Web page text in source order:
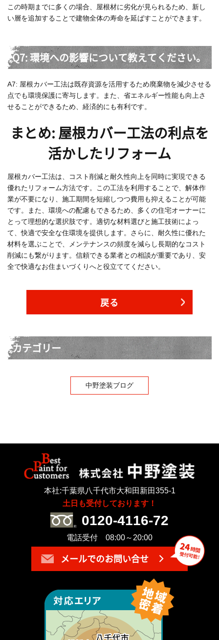
この時期までに多くの場合、屋根材に劣化が見られるため、新し
い層を追加することで建物全体の寿命を延ばすことができます。
Q7: 環境への影響について教えてください。
A7: 屋根カバー工法は既存資源を活用するため廃棄物を減少させる
点でも環境保護に寄与します。また、省エネルギー性能も向上さ
せることができるため、経済的にも有利です。
まとめ: 屋根カバー工法の利点を
活かしたリフォーム
屋根カバー工法は、コスト削減と耐久性向上を同時に実現できる
優れたリフォーム方法です。この工法を利用することで、解体作
業が不要になり、施工期間を短縮しつつ費用も抑えることが可能
です。また、環境への配慮もできるため、多くの住宅オーナーに
とって理想的な選択肢です。適切な材料選びと施工技術によっ
て、快適で安全な住環境を提供します。さらに、耐久性に優れた
材料を選ぶことで、メンテナンスの頻度を減らし長期的なコスト
削減にも繋がります。信頼できる業者との相談が重要であり、安
全で快適なお住まいづくりへと役立ててください。
戻る
カテゴリー
中野塗装ブログ
本社:千葉県八千代市大和田新田355-1
土日も受付しております！
0120-4116-72
電話受付 08:00～20:00
メールでのお問い合せ